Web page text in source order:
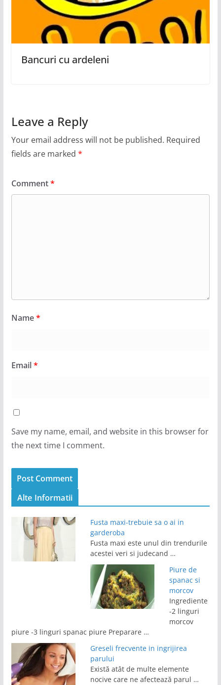
Bancuri cu ardeleni
Leave a Reply
Your email address will not be published. Required
fields are marked *
Comment*
Name*
Email*
Save my name, email, and website in this browser for
the next time I comment.
Alte Informatii
Fusta maxi-trebuie sa o ai in
garderoba
Fusta maxi este unul din trendurile
acestei veri si judecand …
Piure de
spanac si
morcov
Ingrediente
-2 linguri
morcov
piure -3 linguri spanac piure Preparare …
Greseli frecvente in ingrijirea
parului
Există atât de multe elemente
nocive care ne afectează parul …